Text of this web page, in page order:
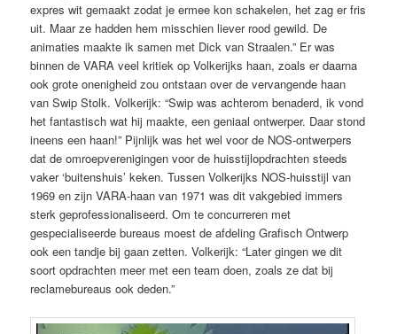
expres wit gemaakt zodat je ermee kon schakelen, het zag er fris
uit. Maar ze hadden hem misschien liever rood gewild. De
animaties maakte ik samen met Dick van Straalen.” Er was
binnen de VARA veel kritiek op Volkerijks haan, zoals er daarna
ook grote onenigheid zou ontstaan over de vervangende haan
van Swip Stolk. Volkerijk: “Swip was achterom benaderd, ik vond
het fantastisch wat hij maakte, een geniaal ontwerper. Daar stond
ineens een haan!” Pijnlijk was het wel voor de NOS-ontwerpers
dat de omroepverenigingen voor de huisstijlopdrachten steeds
vaker ‘buitenshuis’ keken. Tussen Volkerijks NOS-huisstijl van
1969 en zijn VARA-haan van 1971 was dit vakgebied immers
sterk geprofessionaliseerd. Om te concurreren met
gespecialiseerde bureaus moest de afdeling Grafisch Ontwerp
ook een tandje bij gaan zetten. Volkerijk: “Later gingen we dit
soort opdrachten meer met een team doen, zoals ze dat bij
reclamebureaus ook deden.”